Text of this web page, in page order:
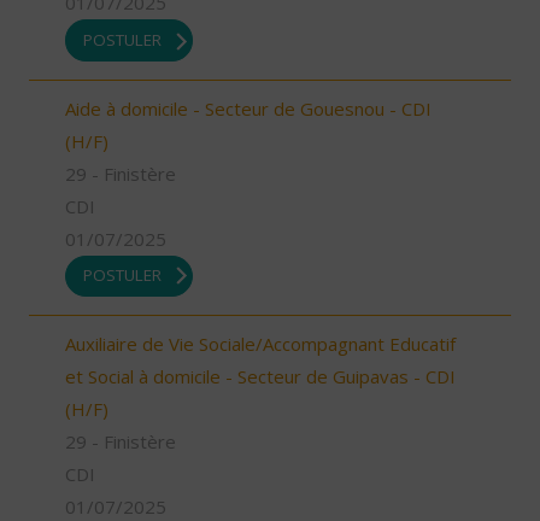
POSTULER
Aide à domicile - Secteur de Gouesnou - CDI
(H/F)
29 - Finistère
CDI
01/07/2025
POSTULER
Auxiliaire de Vie Sociale/Accompagnant Educatif
et Social à domicile - Secteur de Guipavas - CDI
(H/F)
29 - Finistère
CDI
01/07/2025